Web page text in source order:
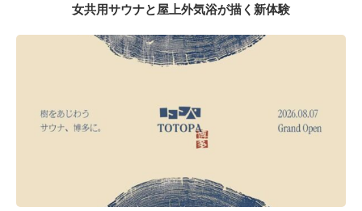
女共用サウナと屋上外気浴が描く新体験